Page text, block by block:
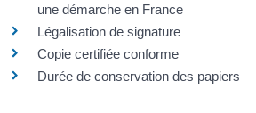
une démarche en France
Légalisation de signature
Copie certifiée conforme
Durée de conservation des papiers